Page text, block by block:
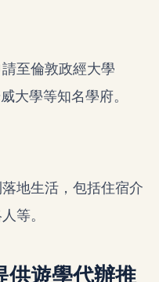
至倫敦政經大學
大學等知名學府。
地生活，包括住宿介
等。
供遊學代辦推